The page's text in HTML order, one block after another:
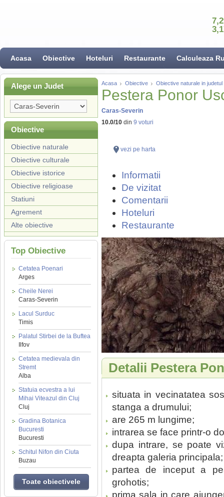
Acasa Obiective Hoteluri Restaurante Calculeaza
Alege un Judet
Obiective
Obiective naturale
Obiective culturale
Obiective istorice
Obiective religioase
Statiuni
Agrement
Alte obiective
Top Obiective
Cetatea Poenari
Arges
Cheile Nerei
Caras-Severin
Lacul Surduc
Timis
Palatul Stirbei de la Buftea
Ilfov
Cetatea medievala din
Stremt
Alba
Statuia ecvestra a lui
Mihai Viteazul din Cluj
Cluj
Gradina Botanica
Bucuresti
Bucuresti
Schitul Nifon din Ciuta
Buzau
Toate obiectivele
Acasa Obiective Obiective naturale in
Pestera Ponor
Caras-Severin
10.0/10 din 9 voturi
vezi pe harta
Informatii
De vizitat
Comentarii
Hoteluri
Restaurante
Detalii Pestera
situata in vecinatatea
stanga a drumului;
are 265 m lungime;
intrarea se face printr-o
dupa intrare, se poate
dreapta galeria principala;
partea de inceput a
grohotis;
prima sala in care